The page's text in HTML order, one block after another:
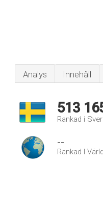
Analys Innehåll
513
Rankad i
--
Rankad I